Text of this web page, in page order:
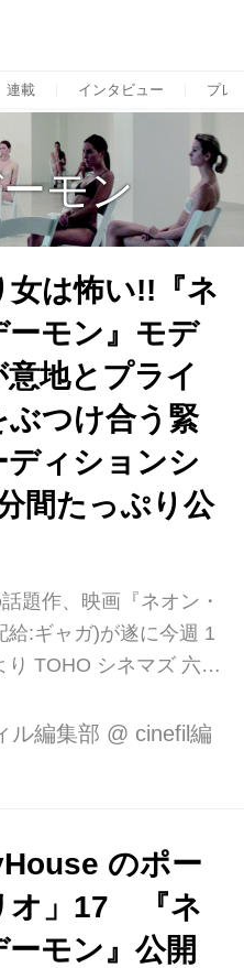
連載 インタビュー プレ
モン
女は怖い!!『ネ
ーモン』モデ
地とプライ
ぶつけ合う緊
ディションシ
間たっぷり公
題作、映画『ネオン・
給:ギャガ)が遂に今週 1
り TOHO シネマズ 六本
の興奮をもたらした
N.W.レフン監督の最
想的かつ煌びやかな映
のサスペンス。 アルマ
ランなど名だたる ハイ
って衣装協力、極上の
ル編集部 @ cinefil編
のポー
オ」17 『ネ
モン』公開